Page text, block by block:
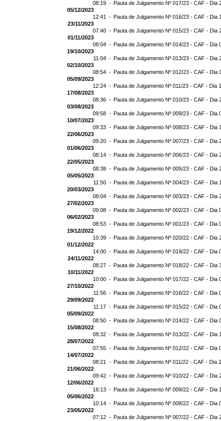
08:19 - Pauta de Julgamento Nº 017/23 - CAF - Dia
05/12/2023
12:41 - Pauta de Julgamento Nº 016/23 - CAF - Dia
23/11/2023
07:40 - Pauta de Julgamento Nº 015/23 - CAF - Dia
01/11/2023
08:04 - Pauta de Julgamento Nº 014/23 - CAF - Dia
19/10/2023
11:04 - Pauta de Julgamento Nº 013/23 - CAF - Dia
02/10/2023
08:54 - Pauta de Julgamento Nº 012/23 - CAF - Dia
05/09/2023
12:24 - Pauta de Julgamento Nº 011/23 - CAF - Dia
17/08/2023
08:36 - Pauta de Julgamento Nº 010/23 - CAF - Dia
03/08/2023
09:58 - Pauta de Julgamento Nº 009/23 - CAF - Dia
10/07/2023
09:33 - Pauta de Julgamento Nº 008/23 - CAF - Dia
22/06/2023
09:20 - Pauta de Julgamento Nº 007/23 - CAF - Dia
01/06/2023
08:14 - Pauta de Julgamento Nº 006/23 - CAF - Dia
22/05/2023
08:38 - Pauta de Julgamento Nº 005/23 - CAF - Dia
05/05/2023
11:50 - Pauta de Julgamento Nº 004/23 - CAF - Dia
20/03/2023
08:04 - Pauta de Julgamento Nº 003/23 - CAF - Dia
27/02/2023
09:08 - Pauta de Julgamento Nº 002/23 - CAF - Dia
06/02/2023
08:53 - Pauta de Julgamento Nº 001/23 - CAF - Dia
19/12/2022
10:39 - Pauta de Julgamento Nº 020/22 - CAF - Dia
01/12/2022
14:00 - Pauta de Julgamento Nº 019/22 - CAF - Dia
24/11/2022
08:27 - Pauta de Julgamento Nº 018/22 - CAF - Dia
10/11/2022
10:00 - Pauta de Julgamento Nº 017/22 - CAF - Dia
27/10/2022
11:56 - Pauta de Julgamento Nº 016/22 - CAF - Dia
29/09/2022
11:17 - Pauta de Julgamento Nº 015/22 - CAF - Dia
05/09/2022
08:50 - Pauta de Julgamento Nº 014/22 - CAF - Dia
15/08/2022
08:32 - Pauta de Julgamento Nº 013/22 - CAF - Dia
28/07/2022
07:55 - Pauta de Julgamento Nº 012/22 - CAF - Dia
14/07/2022
08:21 - Pauta de Julgamento Nº 011/22 - CAF - Dia
21/06/2022
09:42 - Pauta de Julgamento Nº 010/22 - CAF - Dia
12/06/2022
16:13 - Pauta de Julgamento Nº 009/22 - CAF - Dia
05/06/2022
10:14 - Pauta de Julgamento Nº 008/22 - CAF - Dia
23/05/2022
07:12 - Pauta de Julgamento Nº 007/22 - CAF - Dia